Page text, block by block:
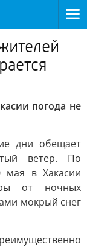
погода не
дни обещает
ветер. По
мая в Хакасии
от ночных
мокрый снег